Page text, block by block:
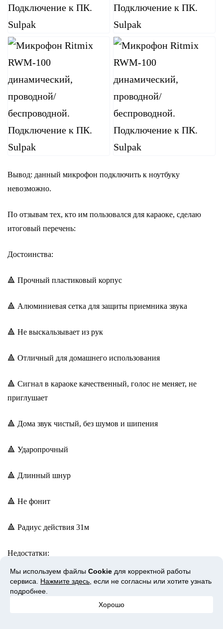
Вывод: данный микрофон подключить к ноутбуку
невозможно.
По отзывам тех, кто им пользовался для караоке, сделаю
итоговый перечень:
Достоинства:
🔺 Прочный пластиковый корпус
🔺 Алюминиевая сетка для защиты приемника звука
🔺 Не выскальзывает из рук
🔺 Отличный для домашнего использования
🔺 Сигнал в караоке качественный, голос не меняет, не
приглушает
🔺 Дома звук чистый, без шумов и шипения
🔺 Ударопрочный
🔺 Длинный шнур
🔺 Не фонит
🔺 Радиус действия 31м
Недостатки:
🔻 Не подходит для профессиональных целей
🔻 Помехи и слабый звук, свист, скрип при разговоре в
Мы используем файлы Cookie для корректной работы
сервиса. Нажмите здесь , если не согласны или хотите узнать
подробнее.
Хорошо